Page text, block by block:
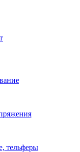
тельферы